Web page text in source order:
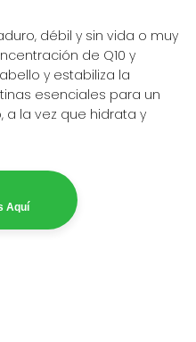
débil y sin vida o muy
de Q10 y
y estabiliza la
esenciales para un
la vez que hidrata y
Aquí